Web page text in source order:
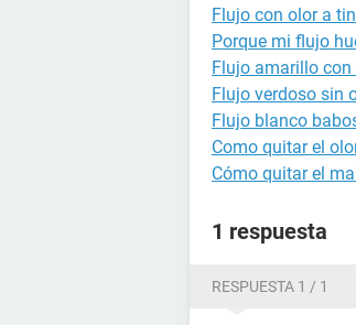
Flujo con olor a
Porque mi flujo
Flujo amarillo con
Flujo verdoso sin
Flujo blanco
Como quitar el
Cómo quitar el
1 respuesta
RESPUESTA 1 / 1